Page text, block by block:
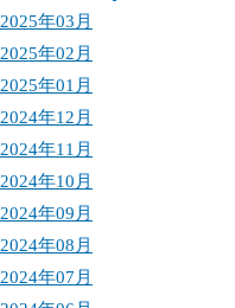
2025年03月
2025年02月
2025年01月
2024年12月
2024年11月
2024年10月
2024年09月
2024年08月
2024年07月